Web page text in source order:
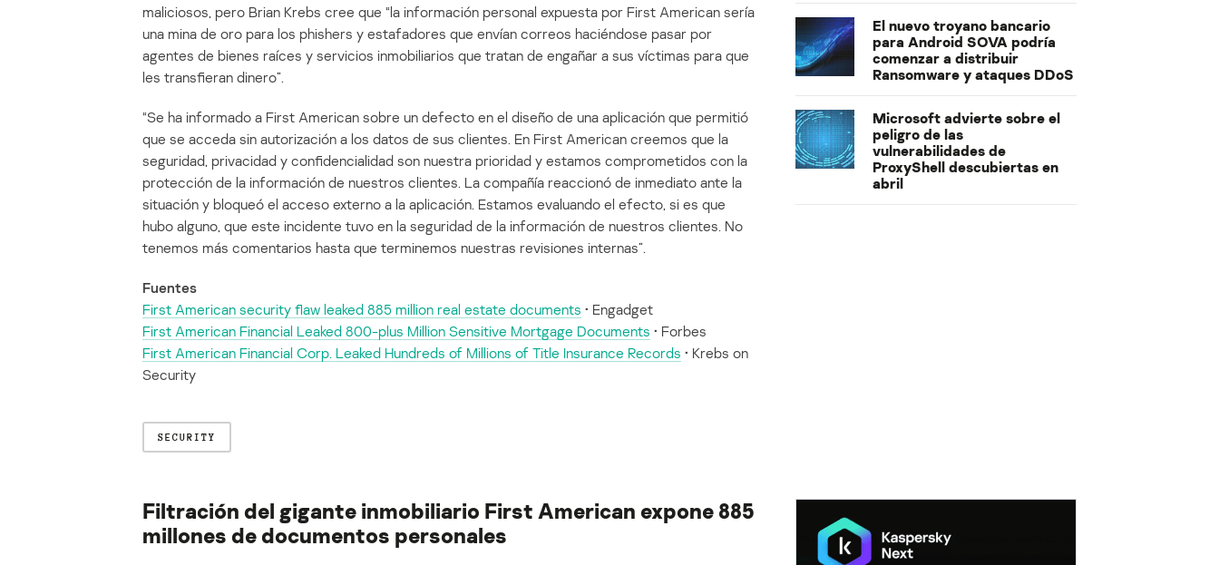
maliciosos, pero Brian Krebs cree que “la información personal expuesta por First American sería
una mina de oro para los phishers y estafadores que envían correos haciéndose pasar por
agentes de bienes raíces y servicios inmobiliarios que tratan de engañar a sus víctimas para que
les transfieran dinero”.
“Se ha informado a First American sobre un defecto en el diseño de una aplicación que permitió
que se acceda sin autorización a los datos de sus clientes. En First American creemos que la
seguridad, privacidad y confidencialidad son nuestra prioridad y estamos comprometidos con la
protección de la información de nuestros clientes. La compañía reaccionó de inmediato ante la
situación y bloqueó el acceso externo a la aplicación. Estamos evaluando el efecto, si es que
hubo alguno, que este incidente tuvo en la seguridad de la información de nuestros clientes. No
tenemos más comentarios hasta que terminemos nuestras revisiones internas”.
Fuentes
First American security flaw leaked 885 million real estate documents • Engadget
First American Financial Leaked 800-plus Million Sensitive Mortgage Documents • Forbes
First American Financial Corp. Leaked Hundreds of Millions of Title Insurance Records • Krebs on
Security
SECURITY
Filtración del gigante inmobiliario First American expone 885
millones de documentos personales
El nuevo troyano bancario
para Android SOVA podría
comenzar a distribuir
Ransomware y ataques DDoS
Microsoft advierte sobre el
peligro de las
vulnerabilidades de
ProxyShell descubiertas en
abril